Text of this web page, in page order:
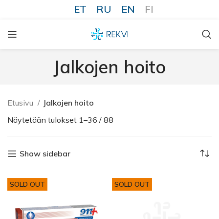
ET RU EN FI
Jalkojen hoito
Etusivu
Jalkojen hoito
Näytetään tulokset 1–36 / 88
Show sidebar
SOLD OUT SOLD OUT